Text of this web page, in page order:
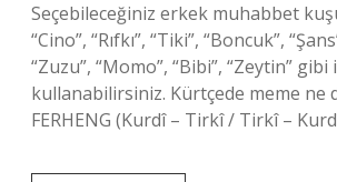
Seçebileceğiniz erkek muhabbet
“Cino”, “Rıfkı”, “Tiki”, “Boncuk”,
“Zuzu”, “Momo”, “Bibi”, “Zeytin”
kullanabilirsiniz. Kürtçede meme ne
FERHENG (Kurdî – Tirkî / Tirkî –